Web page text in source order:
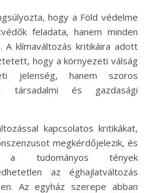
hogy a Föld védelme
feladata, hanem minden
A klímaváltozás kritikáira adott
hogy a környezeti válság
jelenség, hanem szoros
társadalmi és gazdasági
kapcsolatos kritikákat,
megkérdőjelezik, és
a tudományos tények
az éghajlatváltozás
Az egyház szerepe abban